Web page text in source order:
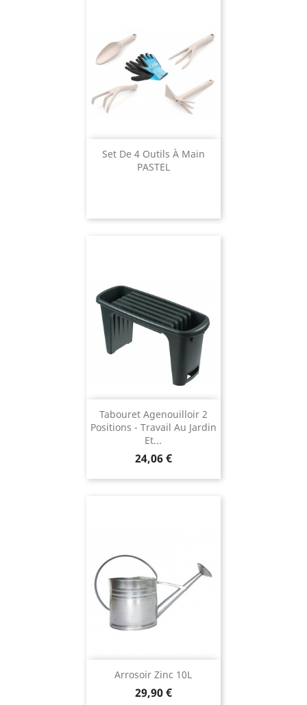
Set De 4 Outils À Main
PASTEL
Tabouret Agenouilloir 2
Positions - Travail Au Jardin
Et...
Prix
24,06 €
Arrosoir Zinc 10L
Prix
29,90 €